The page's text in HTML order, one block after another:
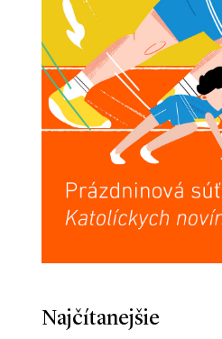
Najčítanejšie